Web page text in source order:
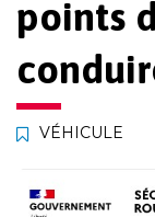
points
VÉHICULE